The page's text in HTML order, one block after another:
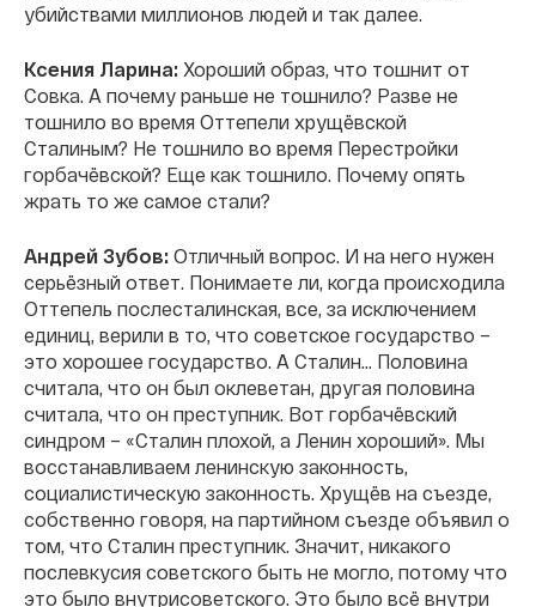
убийствами миллионов людей и так далее.
Ксения Ларина: Хороший образ, что тошнит от
Совка. А почему раньше не тошнило? Разве не
тошнило во время Оттепели хрущёвской
Сталиным? Не тошнило во время Перестройки
горбачёвской? Еще как тошнило. Почему опять
жрать то же самое стали?
Андрей Зубов: Отличный вопрос. И на него нужен
серьёзный ответ. Понимаете ли, когда происходила
Оттепель послесталинская, все, за исключением
единиц, верили в то, что советское государство –
это хорошее государство. А Сталин… Половина
считала, что он был оклеветан, другая половина
считала, что он преступник. Вот горбачёвский
синдром – «Сталин плохой, а Ленин хороший». Мы
восстанавливаем ленинскую законность,
социалистическую законность. Хрущёв на съезде,
собственно говоря, на партийном съезде объявил о
том, что Сталин преступник. Значит, никакого
послевкусия советского быть не могло, потому что
это было внутрисоветского. Это было всё внутри